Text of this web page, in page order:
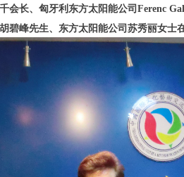
利东方太阳能公司Ferenc Gallo
东方太阳能公司苏秀丽女士在中